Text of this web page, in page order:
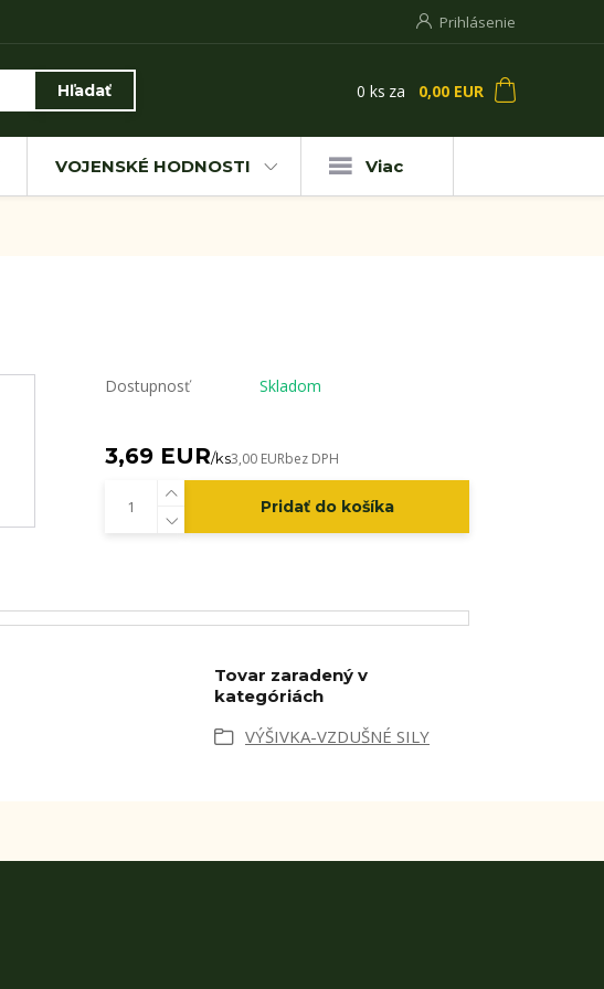
Prihlásenie
Hľadať 0 ks za 0,00 EUR
VOJENSKÉ HODNOSTI Viac
Dostupnosť Skladom
3,69 EUR/ks3,00 EURbez DPH
Pridať do košíka
Tovar zaradený v
kategóriách
VÝŠIVKA-VZDUŠNÉ SILY